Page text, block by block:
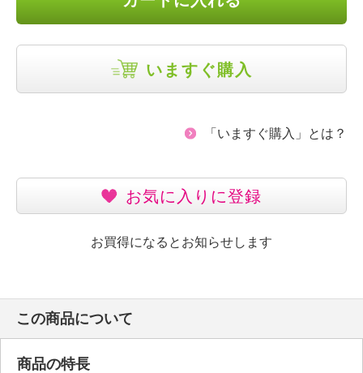
いますぐ購入
「いますぐ購入」とは？
お気に入りに登録
お買得になるとお知らせします
この商品について
商品の特長